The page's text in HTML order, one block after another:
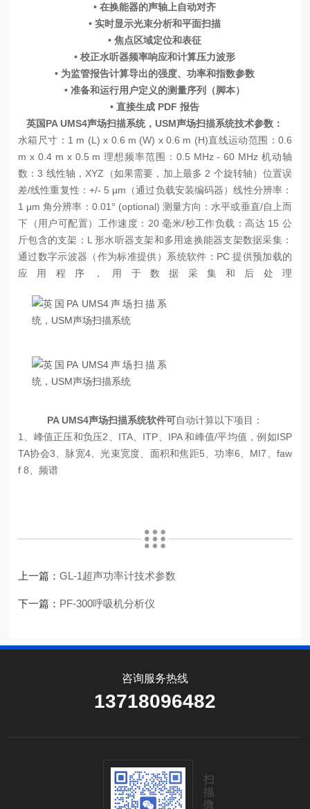
• 在换能器的声轴上自动对齐
• 实时显示光束分析和平面扫描
• 焦点区域定位和表征
• 校正水听器频率响应和计算压力波形
• 为监管报告计算导出的强度、功率和指数参数
• 准备和运行用户定义的测量序列（脚本）
• 直接生成 PDF 报告
英国PA UMS4声场扫描系统，USM声场扫描系统技术参数：
水箱尺寸：1 m (L) x 0.6 m (W) x 0.6 m (H)直线运动范围：0.6
m x 0.4 m x 0.5 m理想频率范围：0.5 MHz - 60 MHz机动轴
数：3 线性轴，XYZ（如果需要，加上最多 2 个旋转轴） 位置误
差/线性重复性：+/- 5 µm（通过负载安装编码器）线性分辨率：
1 μm角分辨率：0.01° (optional) 测量方向：水平或垂直/自上而
下（用户可配置） 工作速度：20 毫米/秒工作负载：高达 15 公
斤包含的支架：L 形水听器支架和多用途换能器支架数据采集：
通过数字示波器（作为标准提供） 系统软件：PC 提供预加载的
应用程序，用于数据采集和后处理
PA UMS4声场扫描系统软件可自动计算以下项目：
1、峰值正压和负压2、ITA、ITP、IPA 和峰值/平均值，例如ISP
TA协会3、脉宽4、光束宽度、面积和焦距5、功率6、MI7、faw
f8、频谱
上一篇：GL-1超声功率计技术参数
下一篇： PF-300呼吸机分析仪
咨询服务热线
13718096482
扫
描
微